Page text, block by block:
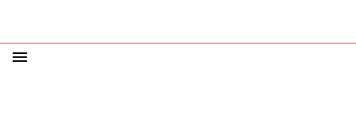
menu